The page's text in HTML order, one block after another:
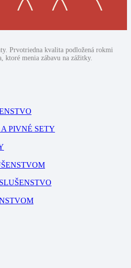
Prvotriedna kvalita podložená rokmi
ktoré menia zábavu na zážitky.
PIVNÉ SETY